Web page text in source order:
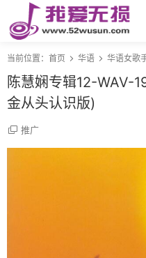
当前位置： 首页 华语 华语女歌
陈慧娴专辑12-WAV-
金从头认识版)
推广